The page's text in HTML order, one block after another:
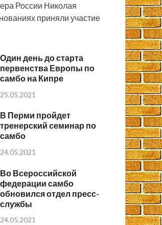
России Николая
приняли участие
Один день до старта
первенства Европы по
самбо на Кипре
25.05.2021
В Перми пройдет
тренерский семинар по
самбо
24.05.2021
Во Всероссийской
федерации самбо
обновился отдел пресс-
службы
24.05.2021